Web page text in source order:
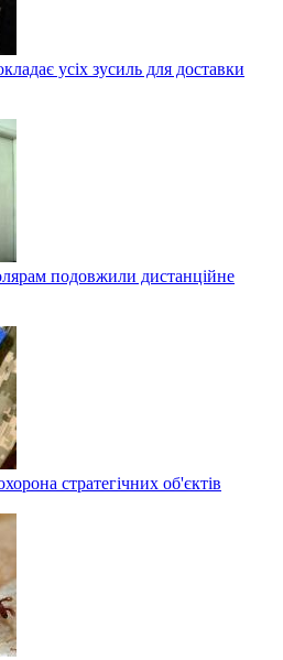
усіх зусиль для доставки
подовжили дистанційне
стратегічних об'єктів